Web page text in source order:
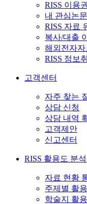
RISS 이용
내 관심논
RISS 자료
복사/대출
해외전자
RISS 정보
고객센터
자주 찾는
상담 신청
상담 내역
고객제안
신고센터
RISS 활용도 분석
자료 현황
주제별 활
학술지 활